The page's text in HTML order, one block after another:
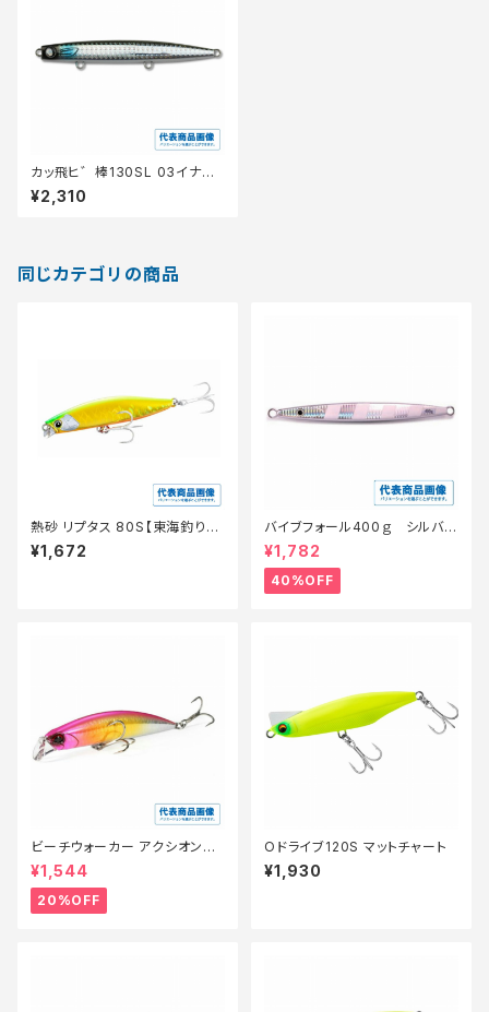
カッ飛ヒ゛棒130SL 03イナッ
コレンス゛
¥2,310
同じカテゴリの商品
熱砂 リプタス 80S【東海釣り具
遠州サーフオススメルアー】【サ
ーフルアーセール】【10】
¥1,672
バイブフォール400ｇ シルバー
ゼブラ【特価ルアー】【40】
¥1,782
40%OFF
ビーチウォーカー アクシオンラ
イト95S【特価ルアー】【20】
¥1,544
20%OFF
Oドライブ120S マットチャート
¥1,930